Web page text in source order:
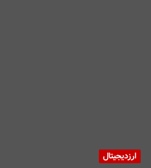
ارزدیجیتال